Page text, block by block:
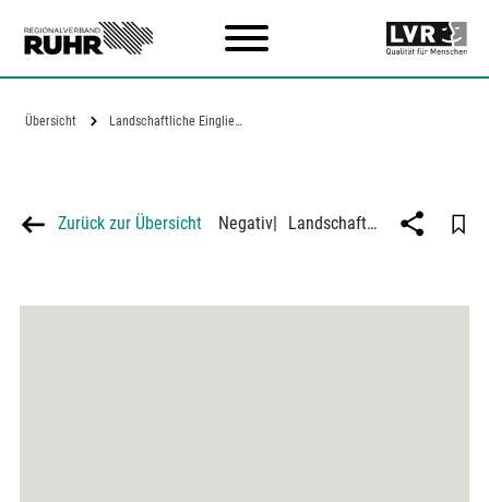
Übersicht Landschaftliche Eingliederung einer…
Zurück zur Übersicht Negativ| Landschaftliche Eingliederung einer Aussandung bei Sythen